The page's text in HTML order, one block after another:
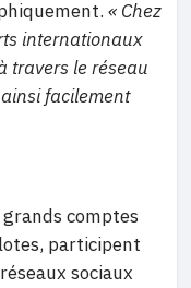
« Chez
internationaux
travers le réseau
facilement
comptes
participent
sociaux